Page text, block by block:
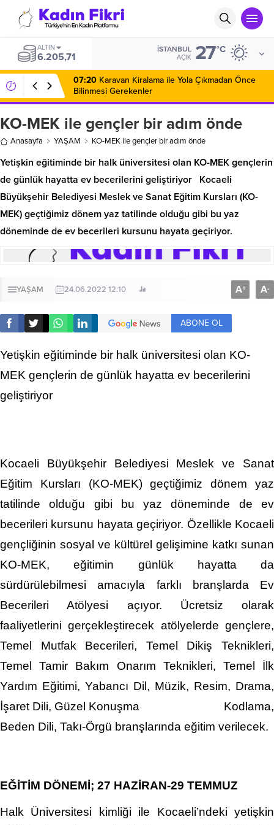
ALTIN
6.205,71
İSTANBUL
AÇIK 27°C
07:20 Karavan Kiralama ile Yola Çıkmadan Önce
Bilinmesi Gerekenler
KO-MEK ile gençler bir adım önde
Anasayfa YAŞAM KO-MEK ile gençler bir adım önde
Yetişkin eğitiminde bir halk üniversitesi olan KO-MEK gençlerin
de günlük hayatta ev becerilerini geliştiriyor Kocaeli
Büyükşehir Belediyesi Meslek ve Sanat Eğitim Kursları (KO-
MEK) geçtiğimiz dönem yaz tatilinde olduğu gibi bu yaz
döneminde de ev becerileri kursunu hayata geçiriyor.
YAŞAM 24.06.2022 12:10 A+ A-
ABONE OL
Yetişkin eğitiminde bir halk üniversitesi olan KO-
MEK gençlerin de günlük hayatta ev becerilerini
geliştiriyor
Kocaeli Büyükşehir Belediyesi Meslek ve Sanat
Eğitim Kursları (KO-MEK) geçtiğimiz dönem yaz
tatilinde olduğu gibi bu yaz döneminde de ev
becerileri kursunu hayata geçiriyor. Özellikle Kocaeli
gençliğinin sosyal ve kültürel gelişimine katkı sunan
KO-MEK, eğitimin günlük hayatta da
sürdürülebilmesi amacıyla farklı branşlarda Ev
Becerileri Atölyesi açıyor. Ücretsiz olarak
faaliyetlerini gerçekleştirecek atölyelerde gençlere,
Temel Mutfak Becerileri, Temel Dikiş Teknikleri,
Temel Tamir Bakım Onarım Teknikleri, Temel İlk
Yardım Eğitimi, Yabancı Dil, Müzik, Resim, Drama,
İşaret Dili, Güzel Konuşma Kodlama,
Beden Dili, Takı-Örgü branşlarında eğitim verilecek.
EĞİTİM DÖNEMİ; 27 HAZİRAN-29 TEMMUZ
Halk Üniversitesi kimliği ile Kocaeli’ndeki yetişkin